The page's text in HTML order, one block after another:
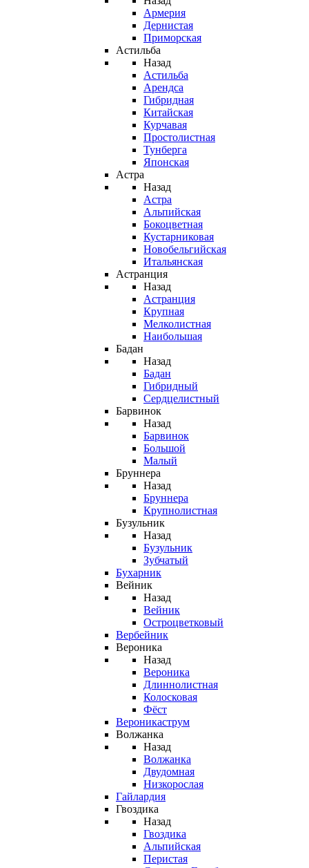
Армерия
Дернистая
Приморская
Астильба
Назад
Астильба
Арендса
Гибридная
Китайская
Курчавая
Простолистная
Тунберга
Японская
Астра
Назад
Астра
Альпийская
Бокоцветная
Кустарниковая
Новобельгийская
Итальянская
Астранция
Назад
Астранция
Крупная
Мелколистная
Наибольшая
Бадан
Назад
Бадан
Гибридный
Сердцелистный
Барвинок
Назад
Барвинок
Большой
Малый
Бруннера
Назад
Бруннера
Крупнолистная
Бузульник
Назад
Бузульник
Зубчатый
Бухарник
Вейник
Назад
Вейник
Остроцветковый
Вербейник
Вероника
Назад
Вероника
Длиннолистная
Колосковая
Фёст
Вероникаструм
Волжанка
Назад
Волжанка
Двудомная
Низкорослая
Гайлардия
Гвоздика
Назад
Гвоздика
Альпийская
Перистая